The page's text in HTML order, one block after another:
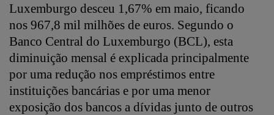
Luxemburgo desceu 1,67% em maio, ficando
nos 967,8 mil milhões de euros. Segundo o
Banco Central do Luxemburgo (BCL), esta
diminuição mensal é explicada principalmente
por uma redução nos empréstimos entre
instituições bancárias e por uma menor
exposição dos bancos a dívidas junto de outros